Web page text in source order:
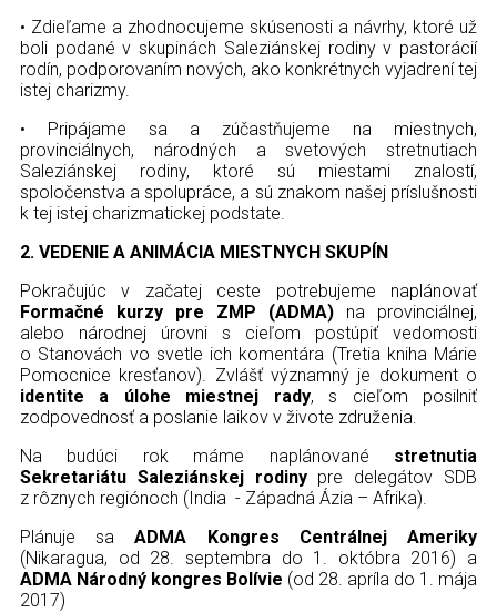
• Zdieľame a zhodnocujeme skúsenosti a návrhy, ktoré už
boli podané v skupinách Saleziánskej rodiny v pastorácií
rodín, podporovaním nových, ako konkrétnych vyjadrení tej
istej charizmy.
• Pripájame sa a zúčastňujeme na miestnych,
provinciálnych, národných a svetových stretnutiach
Saleziánskej rodiny, ktoré sú miestami znalostí,
spoločenstva a spolupráce, a sú znakom našej príslušnosti
k tej istej charizmatickej podstate.
2. VEDENIE A ANIMÁCIA MIESTNYCH SKUPÍN
Pokračujúc v začatej ceste potrebujeme naplánovať
Formačné kurzy pre ZMP (ADMA) na provinciálnej,
alebo národnej úrovni s cieľom postúpiť vedomosti
o Stanovách vo svetle ich komentára (Tretia kniha Márie
Pomocnice kresťanov). Zvlášť významný je dokument o
identite a úlohe miestnej rady, s cieľom posilniť
zodpovednosť a poslanie laikov v živote združenia.
Na budúci rok máme naplánované stretnutia
Sekretariátu Saleziánskej rodinypre delegátov SDB
z rôznych regiónoch (India - Západná Ázia – Afrika).
Plánuje saADMA Kongres Centrálnej Ameriky
(Nikaragua, od 28. septembra do 1. októbra 2016) a
ADMA Národný kongres Bolívie (od 28. apríla do 1. mája
2017)